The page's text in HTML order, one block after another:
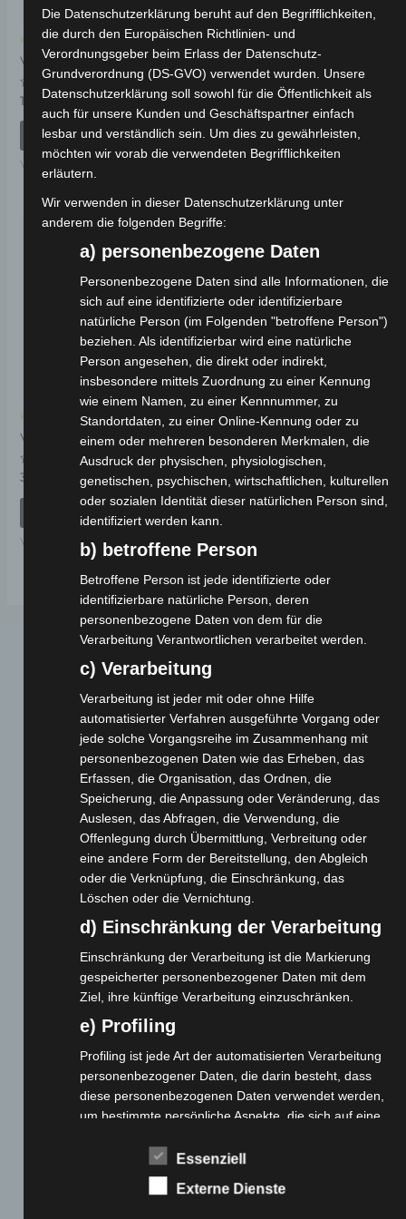
Kostenloser Versand
VS1 HELMHAKEN
Bewertet
mit
0
19,00€ *
IN DEN WARENKORB
VS1
Kostenloser Versand
VS1
KENNZEICHENHALTERUNG
Bewertet
mit
0
5
19,00€ *
IN DEN WARENKORB
Kostenloser Versand
VS1 LENKER
Bewertet
0
39,00
IN DEN WARENKORB
VS1
Webseite
Cashback-Aktion
Händler werden
Home
Gemeinsam spenden
Jobs
Kontakt
Reklamation einreichen
Über uns
Produktpalette
Elektro-Chopper
Elektro-Fahrräder
Elektro-Kabinenroller
Elektro-Lastendreiräder
Elektro-Roller
Die Datenschutzerklärung beruht auf den Begrifflichkeiten,
die durch den Europäischen Richtlinien- und
Verordnungsgeber beim Erlass der Datenschutz-
Grundverordnung (DS-GVO) verwendet wurden. Unsere
Datenschutzerklärung soll sowohl für die Öffentlichkeit als
auch für unsere Kunden und Geschäftspartner einfach
lesbar und verständlich sein. Um dies zu gewährleisten,
möchten wir vorab die verwendeten Begrifflichkeiten
erläutern.
Wir verwenden in dieser Datenschutzerklärung unter
anderem die folgenden Begriffe:
a) personenbezogene Daten
Personenbezogene Daten sind alle Informationen, die
sich auf eine identifizierte oder identifizierbare
natürliche Person (im Folgenden "betroffene Person")
beziehen. Als identifizierbar wird eine natürliche
Person angesehen, die direkt oder indirekt,
insbesondere mittels Zuordnung zu einer Kennung
wie einem Namen, zu einer Kennnummer, zu
Standortdaten, zu einer Online-Kennung oder zu
einem oder mehreren besonderen Merkmalen, die
Ausdruck der physischen, physiologischen,
genetischen, psychischen, wirtschaftlichen, kulturellen
oder sozialen Identität dieser natürlichen Person sind,
identifiziert werden kann.
b) betroffene Person
Betroffene Person ist jede identifizierte oder
identifizierbare natürliche Person, deren
personenbezogene Daten von dem für die
Verarbeitung Verantwortlichen verarbeitet werden.
c) Verarbeitung
Verarbeitung ist jeder mit oder ohne Hilfe
automatisierter Verfahren ausgeführte Vorgang oder
jede solche Vorgangsreihe im Zusammenhang mit
personenbezogenen Daten wie das Erheben, das
Erfassen, die Organisation, das Ordnen, die
Speicherung, die Anpassung oder Veränderung, das
Auslesen, das Abfragen, die Verwendung, die
Offenlegung durch Übermittlung, Verbreitung oder
eine andere Form der Bereitstellung, den Abgleich
oder die Verknüpfung, die Einschränkung, das
Löschen oder die Vernichtung.
d) Einschränkung der Verarbeitung
Einschränkung der Verarbeitung ist die Markierung
gespeicherter personenbezogener Daten mit dem
Ziel, ihre künftige Verarbeitung einzuschränken.
e) Profiling
Profiling ist jede Art der automatisierten Verarbeitung
personenbezogener Daten, die darin besteht, dass
diese personenbezogenen Daten verwendet werden,
um bestimmte persönliche Aspekte, die sich auf eine
insbesondere, um Aspekte bezüglich Arbeitsleistung,
wirtschaftlicher Lage, Gesundheit, persönlicher
Vorlieben, Interessen, Zuverlässigkeit, Verhalten,
Essenziell
Externe Dienste